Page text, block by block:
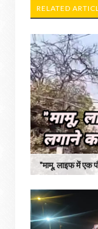
RELATED
"मामू, लाइफ में एक